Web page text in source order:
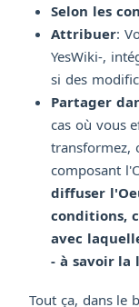
Selon les
Attribuer:
YesWiki-,
si des
Partager
cas où vous
transformez,
composant
diffuser
conditions,
avec
- à savoir la
Tout ça, dans le